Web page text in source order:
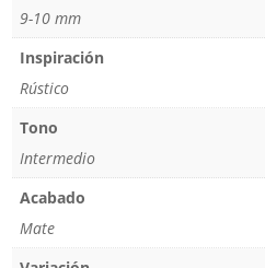
9-10 mm
Inspiración
Rústico
Tono
Intermedio
Acabado
Mate